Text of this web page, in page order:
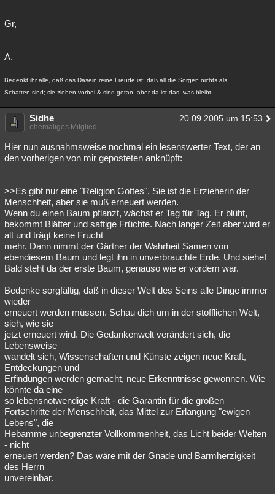
Gr,
A.
Bedenkt ihr alle, daß das Dasein reine Freude ist; daß all die Sorgen nichts als
Schatten sind; sie ziehen vorbei & sind getan; aber da ist das, was bleibt.
Sidhe 20.09.2005 um 15:53
ehemaliges Mitglied
Hier nun ausnahmsweise nochmal ein lesenswerter Text, der an
den vorherigen von mir geposteten anknüpft:
>>Es gibt nur eine "Religion Gottes". Sie ist die Erzieherin der
Menschheit, aber sie muß erneuert werden.
Wenn du einen Baum pflanzt, wächst er Tag für Tag. Er blüht,
bekommt Blätter und saftige Früchte. Nach langer Zeit aber wird er
alt und trägt keine Frucht
mehr. Dann nimmt der Gärtner der Wahrheit Samen von
ebendiesem Baum und legt ihn in unverbrauchte Erde. Und siehe!
Bald steht da der erste Baum, genauso wie er vordem war.
Bedenke sorgfältig, daß in dieser Welt des Seins alle Dinge immer
wieder
erneuert werden müssen. Schau dich um in der stofflichen Welt,
sieh, wie sie
jetzt erneuert wird. Die Gedankenwelt verändert sich, die
Lebensweise
wandelt sich, Wissenschaften und Künste zeigen neue Kraft,
Entdeckungen und
Erfindungen werden gemacht, neue Erkenntnisse gewonnen. Wie
könnte da eine
so lebensnotwendige Kraft - die Garantin für die großen
Fortschritte der Menschheit, das Mittel zur Erlangung "ewigen
Lebens", die
Hebamme unbegrenzter Vollkommenheit, das Licht beider Welten
- nicht
erneuert werden? Das wäre mit der Gnade und Barmherzigkeit
des Herrn
unvereinbar.